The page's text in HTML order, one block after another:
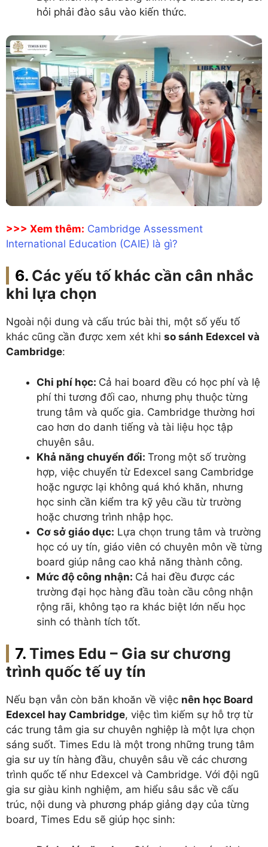
hỏi phải đào sâu vào kiến thức.
>>> Xem thêm: Cambridge Assessment
International Education (CAIE) là gì?
Các yếu tố khác cần cân nhắc
khi lựa chọn
Ngoài nội dung và cấu trúc bài thi, một số yếu tố
khác cũng cần được xem xét khi so sánh Edexcel và
Cambridge:
Chi phí học: Cả hai board đều có học phí và lệ
phí thi tương đối cao, nhưng phụ thuộc từng
trung tâm và quốc gia. Cambridge thường hơi
cao hơn do danh tiếng và tài liệu học tập
chuyên sâu.
Khả năng chuyển đổi: Trong một số trường
hợp, việc chuyển từ Edexcel sang Cambridge
hoặc ngược lại không quá khó khăn, nhưng
học sinh cần kiểm tra kỹ yêu cầu từ trường
hoặc chương trình nhập học.
Cơ sở giáo dục: Lựa chọn trung tâm và trường
học có uy tín, giáo viên có chuyên môn về từng
board giúp nâng cao khả năng thành công.
Mức độ công nhận: Cả hai đều được các
trường đại học hàng đầu toàn cầu công nhận
rộng rãi, không tạo ra khác biệt lớn nếu học
sinh có thành tích tốt.
Times Edu – Gia sư chương
trình quốc tế uy tín
Nếu bạn vẫn còn băn khoăn về việc nên học Board
Edexcel hay Cambridge, việc tìm kiếm sự hỗ trợ từ
các trung tâm gia sư chuyên nghiệp là một lựa chọn
sáng suốt. Times Edu là một trong những trung tâm
gia sư uy tín hàng đầu, chuyên sâu về các chương
trình quốc tế như Edexcel và Cambridge. Với đội ngũ
gia sư giàu kinh nghiệm, am hiểu sâu sắc về cấu
trúc, nội dung và phương pháp giảng dạy của từng
board, Times Edu sẽ giúp học sinh: